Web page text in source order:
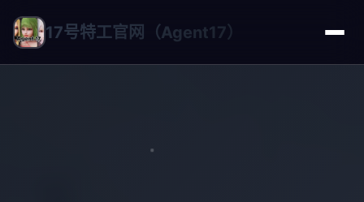
17号特工官网（Agent17）